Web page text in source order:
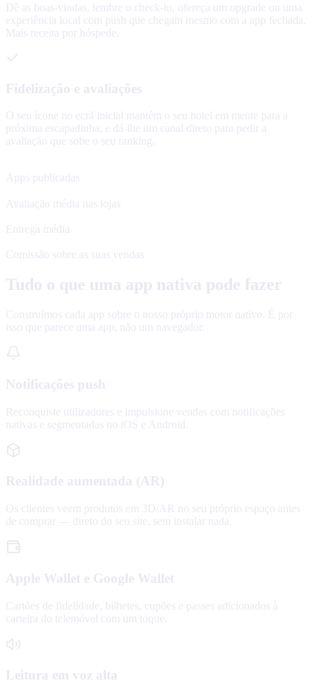
Dê as boas-vindas, lembre o check-in, ofereça um upgrade ou uma
experiência local com push que chegam mesmo com a app fechada.
Mais receita por hóspede.
Fidelização e avaliações
O seu ícone no ecrã inicial mantém o seu hotel em mente para a
próxima escapadinha, e dá-lhe um canal direto para pedir a
avaliação que sobe o seu ranking.
Apps publicadas
Avaliação média nas lojas
Entrega média
Comissão sobre as suas vendas
Tudo o que uma app nativa pode fazer
Construímos cada app sobre o nosso próprio motor nativo. É por
isso que parece uma app, não um navegador.
Notificações push
Reconquiste utilizadores e impulsione vendas com notificações
nativas e segmentadas no iOS e Android.
Realidade aumentada (AR)
Os clientes veem produtos em 3D/AR no seu próprio espaço antes
de comprar — direto do seu site, sem instalar nada.
Apple Wallet e Google Wallet
Cartões de fidelidade, bilhetes, cupões e passes adicionados à
carteira do telemóvel com um toque.
Leitura em voz alta